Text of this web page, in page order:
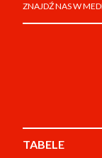
ZNAJDŹ NAS W
TABELE